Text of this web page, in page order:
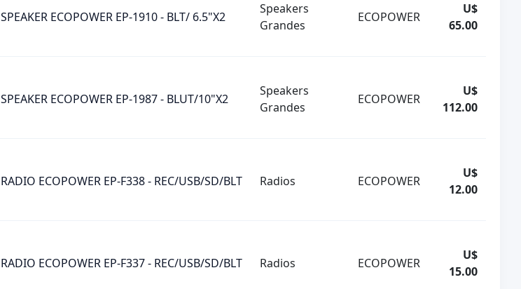
SPEAKER ECOPOWER EP-1910 - BLT/ 6.5"X2
Speakers
Grandes
ECOPOWER
U$
65.00
SPEAKER ECOPOWER EP-1987 - BLUT/10"X2
Speakers
Grandes
ECOPOWER
U$
112.00
RADIO ECOPOWER EP-F338 - REC/USB/SD/BLT Radios ECOPOWER
U$
12.00
RADIO ECOPOWER EP-F337 - REC/USB/SD/BLT Radios ECOPOWER
U$
15.00